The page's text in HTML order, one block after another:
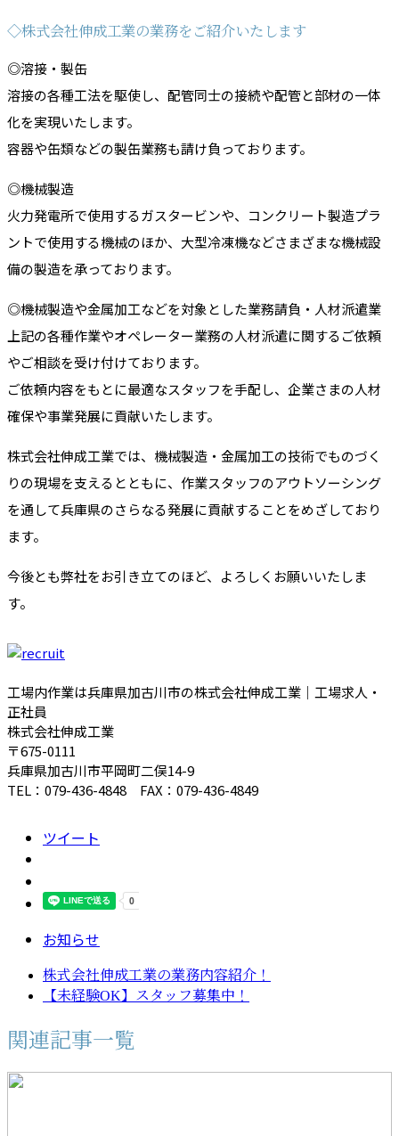
◇株式会社伸成工業の業務をご紹介いたします
◎溶接・製缶
溶接の各種工法を駆使し、配管同士の接続や配管と部材の一体
化を実現いたします。
容器や缶類などの製缶業務も請け負っております。
◎機械製造
火力発電所で使用するガスタービンや、コンクリート製造プラ
ントで使用する機械のほか、大型冷凍機などさまざまな機械設
備の製造を承っております。
◎機械製造や金属加工などを対象とした業務請負・人材派遣業
上記の各種作業やオペレーター業務の人材派遣に関するご依頼
やご相談を受け付けております。
ご依頼内容をもとに最適なスタッフを手配し、企業さまの人材
確保や事業発展に貢献いたします。
株式会社伸成工業では、機械製造・金属加工の技術でものづく
りの現場を支えるとともに、作業スタッフのアウトソーシング
を通して兵庫県のさらなる発展に貢献することをめざしており
ます。
今後とも弊社をお引き立てのほど、よろしくお願いいたしま
す。
工場内作業は兵庫県加古川市の株式会社伸成工業｜工場求人・
正社員
株式会社伸成工業
〒675-0111
兵庫県加古川市平岡町二俣14-9
TEL：079-436-4848 FAX：079-436-4849
ツイート
お知らせ
株式会社伸成工業の業務内容紹介！
【未経験OK】スタッフ募集中！
関連記事一覧